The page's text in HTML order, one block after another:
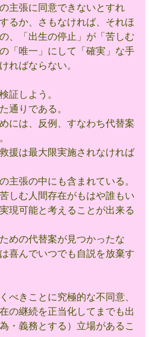
主張に同意できないとすれ
るか、さもなければ、それほ
、「出生の停止」が「苦しむ
「唯一」にして「確実」な手
ればならない。
証しよう。
通りである。
には、反例、すなわち代替案
援は最大限実施されなければ
主張の中にも含まれている。
しむ人間存在がもはや誰もい
現可能と考えることが出来る
めの代替案が見つかったな
喜んでいつでも自説を放棄す
べきことに究極的な不同意、
の継続を正当化してまでも出
・義務とする）立場があるこ